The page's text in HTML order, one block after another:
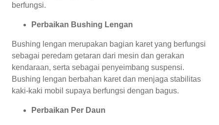
berfungsi.
Perbaikan Bushing Lengan
Bushing lengan merupakan bagian karet yang berfungsi
sebagai peredam getaran dari mesin dan gerakan
kendaraan, serta sebagai penyeimbang suspensi.
Bushing lengan berbahan karet dan menjaga stabilitas
kaki-kaki mobil supaya berfungsi dengan bagus.
Perbaikan Per Daun